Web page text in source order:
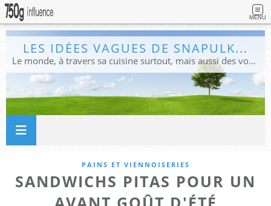
MENU
LES IDÉES VAGUES DE SNAPULK...
Le monde, à travers sa cuisine surtout, mais aussi des voyages, et des idées.
PAINS ET VIENNOISERIES
SANDWICHS PITAS POUR UN